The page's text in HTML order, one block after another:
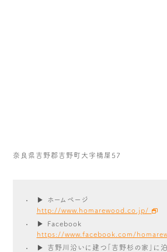
奈良県吉野郡吉野町大字橋屋57
▶ ホームページ
http://www.homarewood.co.jp/
▶ Facebook
https://www.facebook.com/
▶ 吉野川沿いに建つ「吉野杉の家」に泊